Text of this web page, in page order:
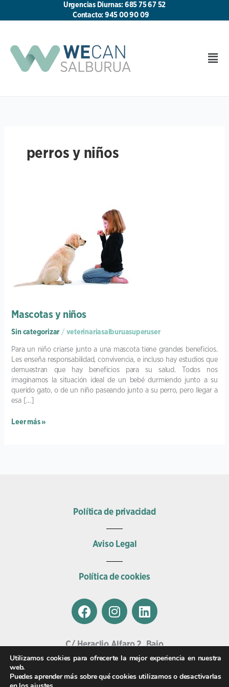
Urgencias Diurnas: 685 75 67 52
Contacto: 945 00 90 09
perros y niños
Mascotas y niños
Sin categorizar / veterinariasalburuasuperuser
Para un niño criarse junto a una mascota tiene grandes beneficios.
Les enseña responsabilidad, convivencia, e incluso hay estudios que
demuestran que hay beneficios para su salud. Todos nos
imaginamos la situación ideal de un bebé durmiendo junto a su
querido gato, o de un niño paseando junto a su perro, pero llegar a
esa […]
Leer más »
Política de privacidad
Aviso Legal
Política de cookies
F
a
e
b
o
I
n
t
a
r
L
i
k
e
i
C/ Heraclio Alfaro 2, Bajo
01002, Vitoria.
Email
veterinariasalburua@clinicaswecan.com
Utilizamos cookies para ofrecerte la mejor experiencia en nuestra
web.
Puedes aprender más sobre qué cookies utilizamos o desactivarlas